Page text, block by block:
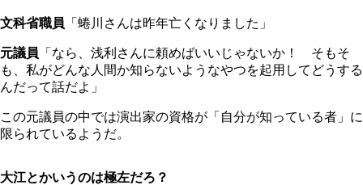
文科省職員 「蜷川さんは昨年亡くなりました」
元議員 「なら、浅利さんに頼めばいいじゃないか！ そもそ
も、私がどんな人間か知らないようなやつを起用してどうする
んだって話だよ」
この元議員の中では演出家の資格が「自分が知っている者」に
限られているようだ。
大江とかいうのは極左だろ？